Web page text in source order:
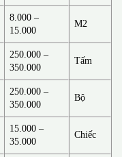
8.000 –
15.000
M2
250.000 –
350.000
Tấm
250.000 –
350.000
Bộ
15.000 –
35.000
Chiếc